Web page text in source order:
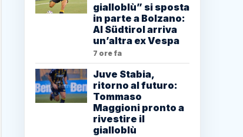
gialloblù” si sposta
in parte a Bolzano:
Al Südtirol arriva
un’altra ex Vespa
7 ore fa
Juve Stabia,
ritorno al futuro:
Tommaso
Maggioni pronto a
rivestire il
gialloblù